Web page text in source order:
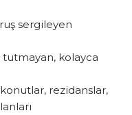
sergileyen
kolayca
rezidanslar,